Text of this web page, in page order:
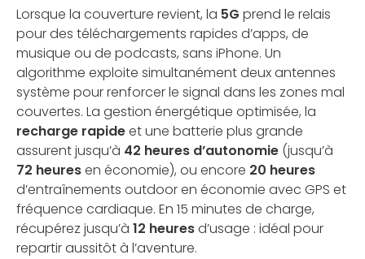
Lorsque la couverture revient, la 5G prend le relais
pour des téléchargements rapides d’apps, de
musique ou de podcasts, sans iPhone. Un
algorithme exploite simultanément deux antennes
système pour renforcer le signal dans les zones mal
couvertes. La gestion énergétique optimisée, la
recharge rapideet une batterie plus grande
assurent jusqu’à 42 heures d’autonomie (jusqu’à
72 heuresen économie), ou encore 20 heures
d’entraînements outdoor en économie avec GPS et
fréquence cardiaque. En 15 minutes de charge,
récupérez jusqu’à 12 heuresd’usage : idéal pour
repartir aussitôt à l’aventure.